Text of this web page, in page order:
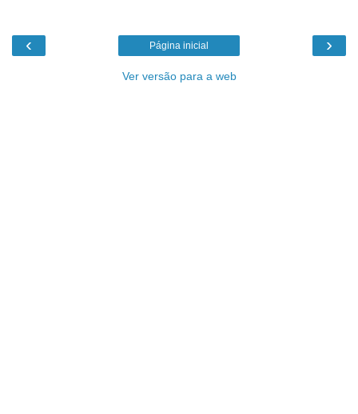
‹ ›
Página inicial
Ver versão para a web